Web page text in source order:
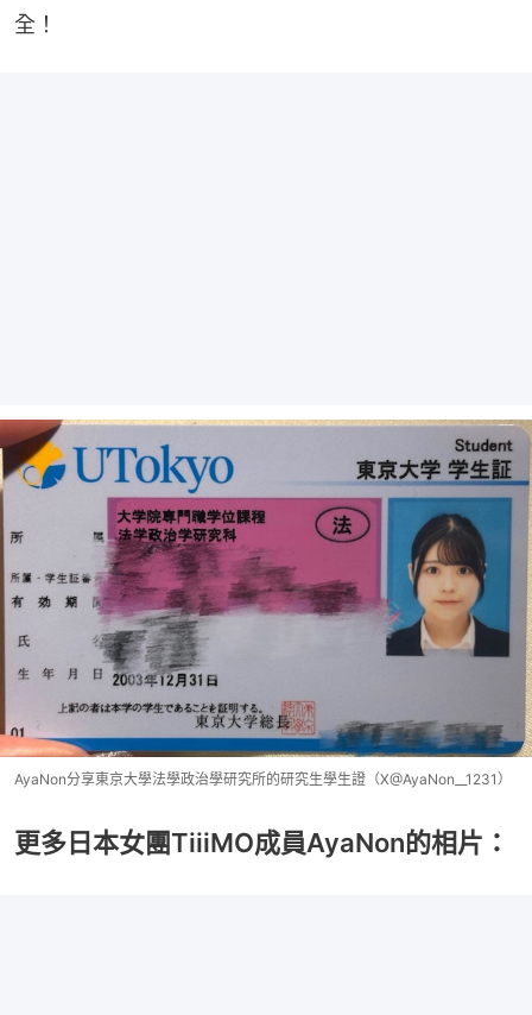
全！
AyaNon分享東京大學法學政治學研究所的研究生學生證（X@AyaNon__1231）
更多日本女團TiiiMO成員AyaNon的相片：